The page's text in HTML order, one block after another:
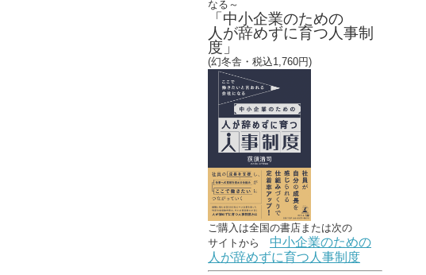
なる～
「中小企業のための
人が辞めずに育つ人事制
度」
(幻冬舎・税込1,760円)
ご購入は全国の書店または次の
サイトから 中小企業のための
人が辞めずに育つ人事制度